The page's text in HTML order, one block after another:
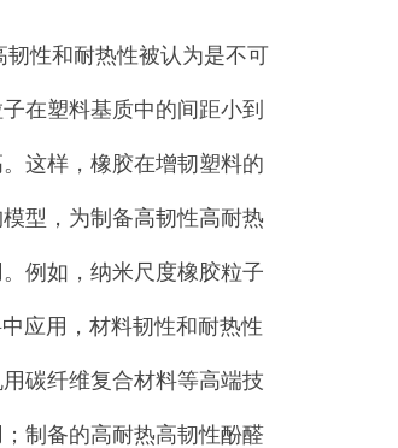
性和耐热性被认为是不可
在塑料基质中的间距小到
这样，橡胶在增韧塑料的
型，为制备高韧性高耐热
例如，纳米尺度橡胶粒子
应用，材料韧性和耐热性
碳纤维复合材料等高端技
制备的高耐热高韧性酚醛